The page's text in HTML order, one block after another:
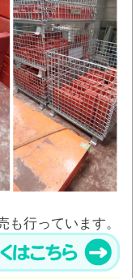
も行っています。